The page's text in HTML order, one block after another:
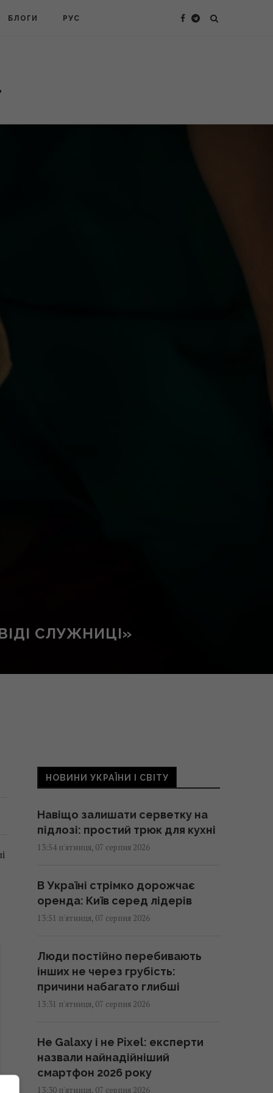
БЛОГИ РУС
СЛУЖНИЦІ»
НОВИНИ УКРАЇНИ І СВІТУ
Навіщо залишати серветку на
підлозі: простий трюк для кухні
13:54 п'ятниця, 07 серпня 2026
В Україні стрімко дорожчає
оренда: Київ серед лідерів
13:51 п'ятниця, 07 серпня 2026
Люди постійно перебивають
інших не через грубість:
причини набагато глибші
13:31 п'ятниця, 07 серпня 2026
Не Galaxy і не Pixel: експерти
назвали найнадійніший
смартфон 2026 року
13:30 п'ятниця, 07 серпня 2026